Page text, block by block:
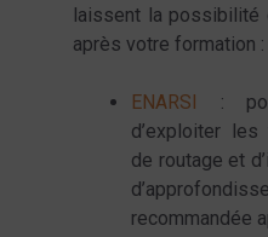
laissent la possibilité
après votre formation :
ENARSI
:
d’exploiter les
de routage et
recommandée